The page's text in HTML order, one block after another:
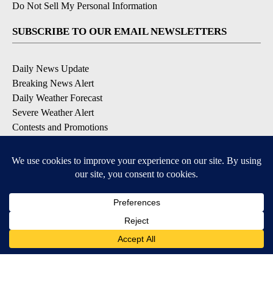
Do Not Sell My Personal Information
SUBSCRIBE TO OUR EMAIL NEWSLETTERS
Daily News Update
Breaking News Alert
Daily Weather Forecast
Severe Weather Alert
Contests and Promotions